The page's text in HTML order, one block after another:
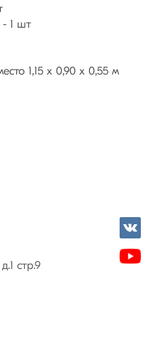
- 1 шт
1,15 х 0,90 х 0,55 м
стр.9